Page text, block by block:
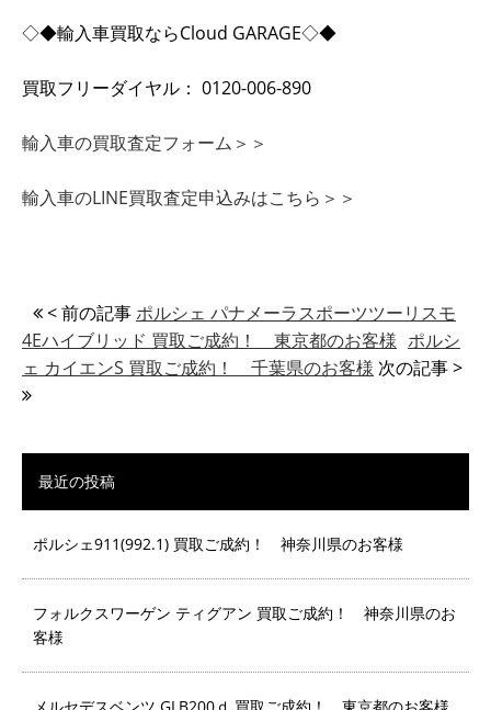
◇◆輸入車買取ならCloud GARAGE◇◆
買取フリーダイヤル： 0120-006-890
輸入車の買取査定フォーム＞＞
輸入車のLINE買取査定申込みはこちら＞＞
< 前の記事ポルシェ パナメーラスポーツツーリスモ
4Eハイブリッド 買取ご成約！ 東京都のお客様 ポルシ
ェ カイエンS 買取ご成約！ 千葉県のお客様 次の記事 >
最近の投稿
ポルシェ911(992.1) 買取ご成約！ 神奈川県のお客様
フォルクスワーゲン ティグアン 買取ご成約！ 神奈川県のお
客様